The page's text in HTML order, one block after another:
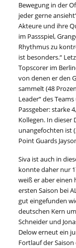
Bewegung in der
jeder gerne
Akteure und ihre
im Passspiel,
Rhythmus zu
ist besonders.“
Topscorer im
von denen er den
sammelt (48
Leader“ des
Passgeber: starke
Kollegen. In dieser
unangefochten ist
Point Guards
Siva ist auch in
konnte daher nur
weiß er aber einen
ersten Saison bei
gut eingefunden
deutschen Kern
Schneider und
Delow erneut ein
Fortlauf der